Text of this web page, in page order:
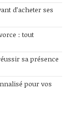
d’acheter ses
: tout
sa présence
pour vos